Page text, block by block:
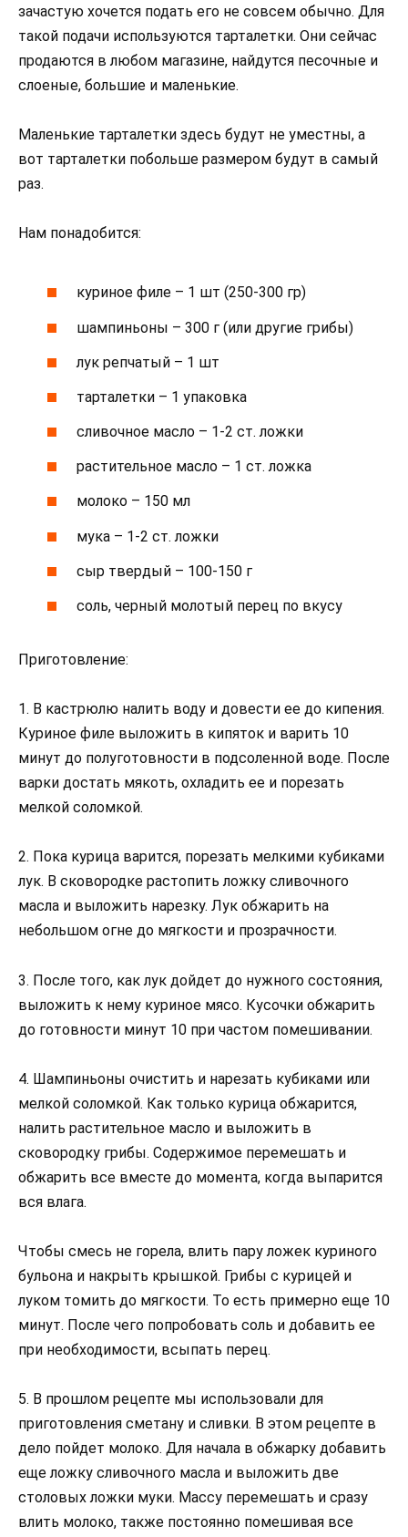
зачастую хочется подать его не совсем обычно. Для
такой подачи используются тарталетки. Они сейчас
продаются в любом магазине, найдутся песочные и
слоеные, большие и маленькие.
Маленькие тарталетки здесь будут не уместны, а
вот тарталетки побольше размером будут в самый
раз.
Нам понадобится:
куриное филе – 1 шт (250-300 гр)
шампиньоны – 300 г (или другие грибы)
лук репчатый – 1 шт
тарталетки – 1 упаковка
сливочное масло – 1-2 ст. ложки
растительное масло – 1 ст. ложка
молоко – 150 мл
мука – 1-2 ст. ложки
сыр твердый – 100-150 г
соль, черный молотый перец по вкусу
Приготовление:
1. В кастрюлю налить воду и довести ее до кипения.
Куриное филе выложить в кипяток и варить 10
минут до полуготовности в подсоленной воде. После
варки достать мякоть, охладить ее и порезать
мелкой соломкой.
2. Пока курица варится, порезать мелкими кубиками
лук. В сковородке растопить ложку сливочного
масла и выложить нарезку. Лук обжарить на
небольшом огне до мягкости и прозрачности.
3. После того, как лук дойдет до нужного состояния,
выложить к нему куриное мясо. Кусочки обжарить
до готовности минут 10 при частом помешивании.
4. Шампиньоны очистить и нарезать кубиками или
мелкой соломкой. Как только курица обжарится,
налить растительное масло и выложить в
сковородку грибы. Содержимое перемешать и
обжарить все вместе до момента, когда выпарится
вся влага.
Чтобы смесь не горела, влить пару ложек куриного
бульона и накрыть крышкой. Грибы с курицей и
луком томить до мягкости. То есть примерно еще 10
минут. После чего попробовать соль и добавить ее
при необходимости, всыпать перец.
5. В прошлом рецепте мы использовали для
приготовления сметану и сливки. В этом рецепте в
дело пойдет молоко. Для начала в обжарку добавить
еще ложку сливочного масла и выложить две
столовых ложки муки. Массу перемешать и сразу
влить молоко, также постоянно помешивая все